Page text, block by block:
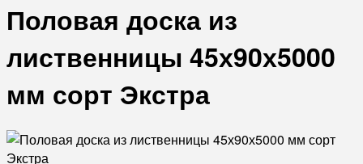
Половая доска из
лиственницы 45х90х5000
мм сорт Экстра